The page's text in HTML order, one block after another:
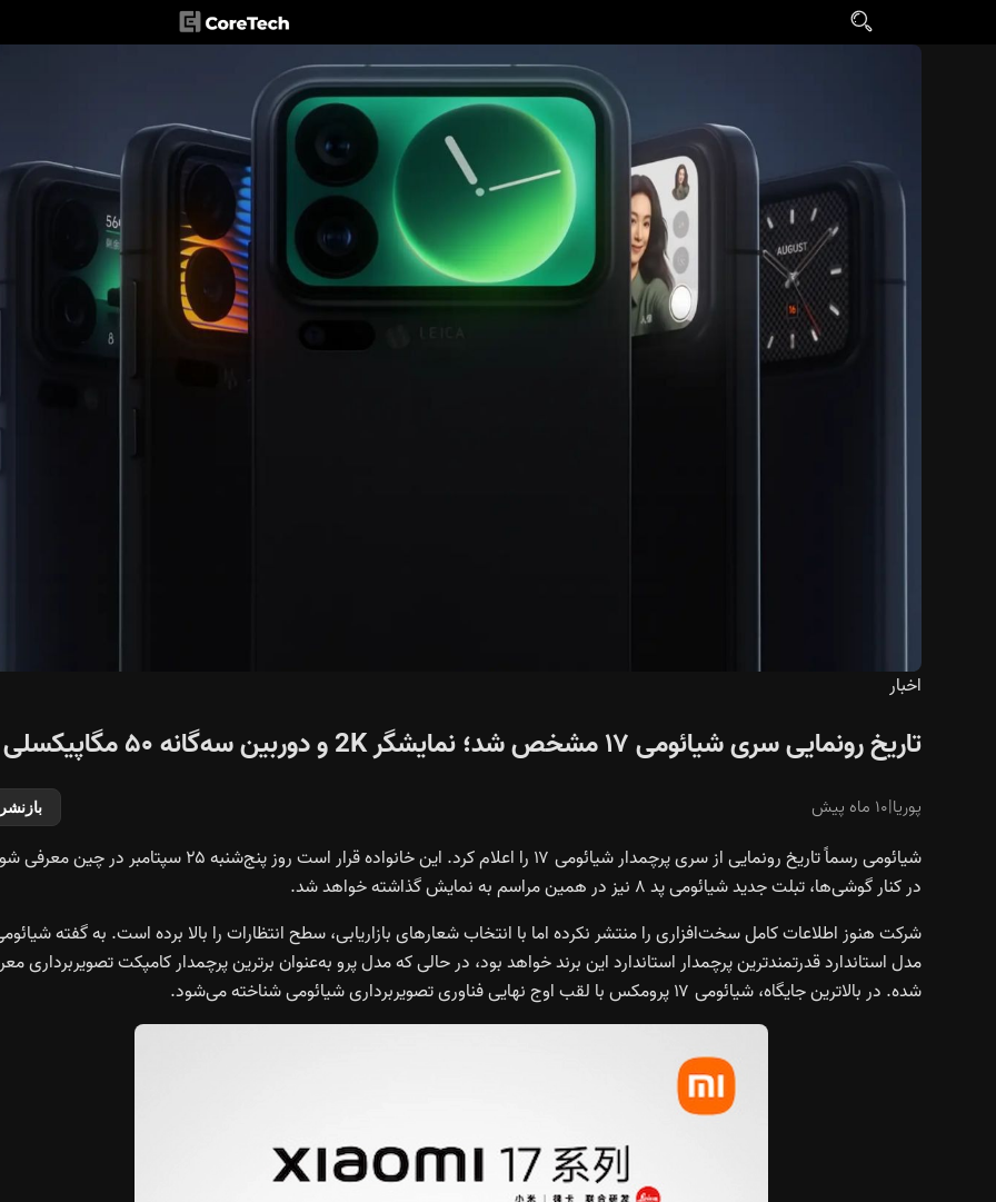
اخبار
تاریخ رونمایی سری شیائومی ۱۷ مشخص شد؛ نمایشگر 2K و دوربین سه‌گانه ۵۰ مگاپیکسلی
پوریا|۱۰ ماه پیش بازنشر
شیائومی رسماً تاریخ رونمایی از سری پرچمدار شیائومی ۱۷ را اعلام کرد. این خانواده قرار است روز پنج‌شنبه ۲۵ سپتامبر در
در کنار گوشی‌ها، تبلت جدید شیائومی پد ۸ نیز در همین مراسم به نمایش گذاشته خواهد شد.
شرکت هنوز اطلاعات کامل سخت‌افزاری را منتشر نکرده اما با انتخاب شعارهای بازاریابی، سطح انتظارات را بالا برده است. به گفته
مدل استاندارد قدرتمندترین پرچمدار استاندارد این برند خواهد بود، در حالی که مدل پرو به‌عنوان برترین پرچمدار کامپکت تصویربرداری
شده. در بالاترین جایگاه، شیائومی ۱۷ پرومکس با لقب اوج نهایی فناوری تصویربرداری شیائومی شناخته می‌شود.